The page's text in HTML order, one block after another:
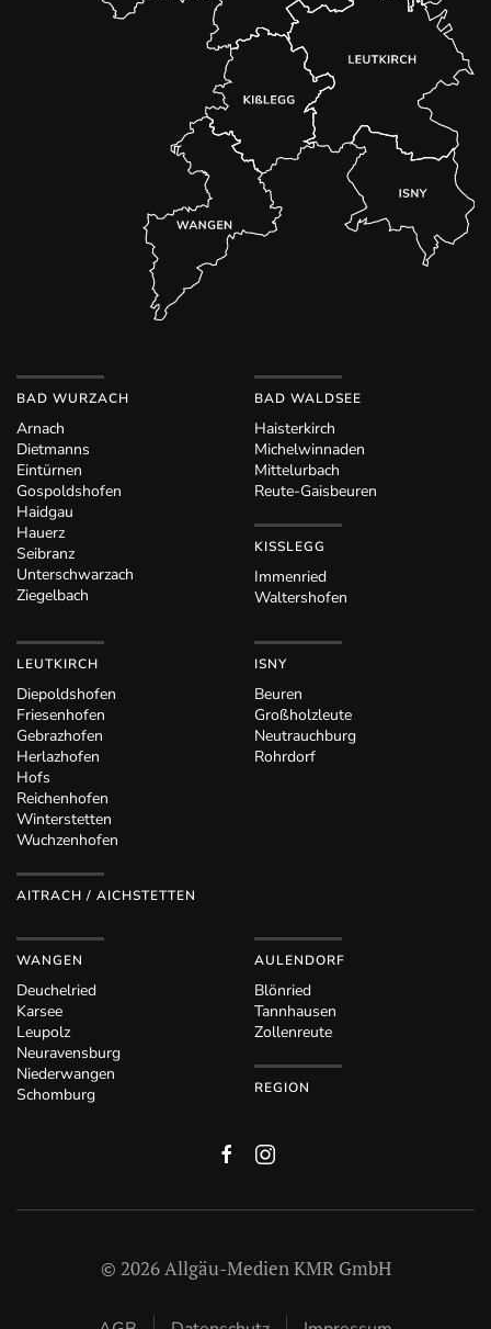
BAD WURZACH
Arnach
Dietmanns
Eintürnen
Gospoldshofen
Haidgau
Hauerz
Seibranz
Unterschwarzach
Ziegelbach
BAD WALDSEE
Haisterkirch
Michelwinnaden
Mittelurbach
Reute-Gaisbeuren
KISSLEGG
Immenried
Waltershofen
LEUTKIRCH
Diepoldshofen
Friesenhofen
Gebrazhofen
Herlazhofen
Hofs
Reichenhofen
Winterstetten
Wuchzenhofen
AITRACH / AICHSTETTEN
ISNY
Beuren
Großholzleute
Neutrauchburg
Rohrdorf
WANGEN
Deuchelried
Karsee
Leupolz
Neuravensburg
Niederwangen
Schomburg
AULENDORF
Blönried
Tannhausen
Zollenreute
REGION
© 2026Allgäu-Medien KMR GmbH